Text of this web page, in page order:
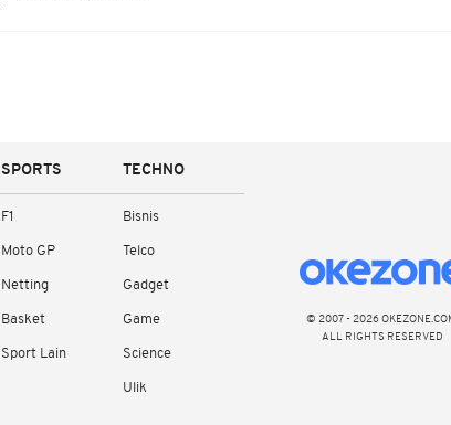
SPORTS
F1
Moto GP
Netting
Basket
Sport Lain
TECHNO
Bisnis
Telco
Gadget
Game
Science
Ulik
© 2007 - 2026
ALL RIGHTS RESERVED